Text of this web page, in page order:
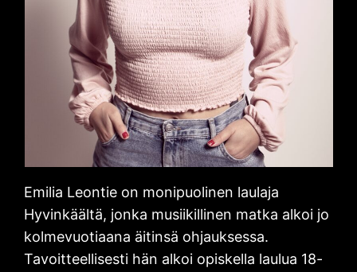
Emilia Leontie on monipuolinen laulaja
Hyvinkäältä, jonka musiikillinen matka alkoi jo
kolmevuotiaana äitinsä ohjauksessa.
Tavoitteellisesti hän alkoi opiskella laulua 18-